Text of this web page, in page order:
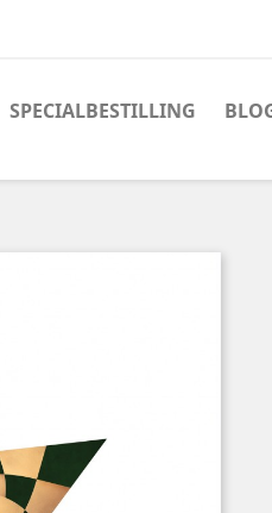
SPECIALBESTILLING